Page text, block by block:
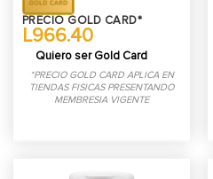
PRECIO GOLD CARD*
L966.40
Quiero ser Gold Card
*PRECIO GOLD CARD APLICA EN
TIENDAS FISICAS PRESENTANDO
MEMBRESIA VIGENTE